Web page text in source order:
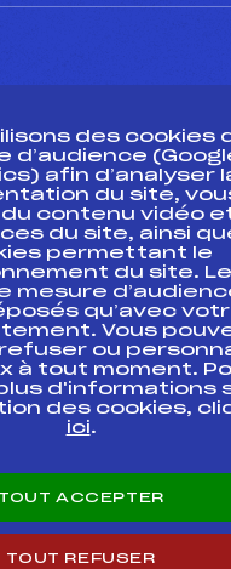
fédéral
fédéral
Formation,
professionnel
des cookies
d’audience
afin d’analyser
du site,
contenu vidéo
du site, ainsi
permettant le
du site.
mesure
qu’avec
Vous
ou
à tout moment.
d'informations
des cookies,
ici.
TOUT ACCEPTER
TOUT REFUSER